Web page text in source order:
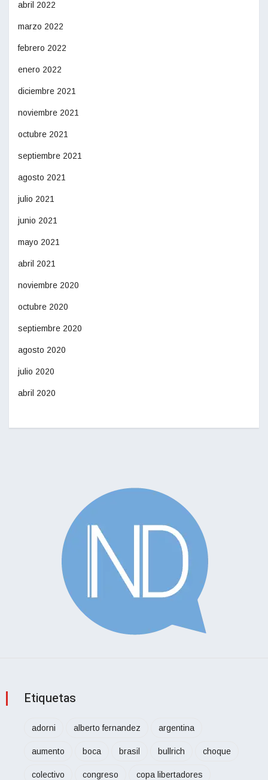
abril 2022
marzo 2022
febrero 2022
enero 2022
diciembre 2021
noviembre 2021
octubre 2021
septiembre 2021
agosto 2021
julio 2021
junio 2021
mayo 2021
abril 2021
noviembre 2020
octubre 2020
septiembre 2020
agosto 2020
julio 2020
abril 2020
Etiquetas
adorni alberto fernandez argentina
aumento boca brasil bullrich choque
colectivo congreso copa libertadores